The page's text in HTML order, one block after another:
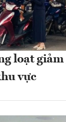
loạt
vực